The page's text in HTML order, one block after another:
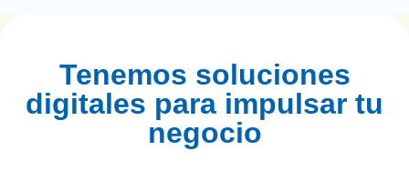
Tenemos soluciones
digitales para impulsar tu
negocio